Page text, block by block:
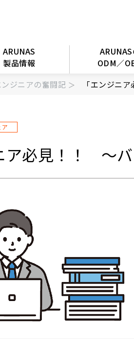
ARUNAS
製品情報
ODM／
ジニアの奮闘記 「エンジニ
ア
ア必見！！ ～